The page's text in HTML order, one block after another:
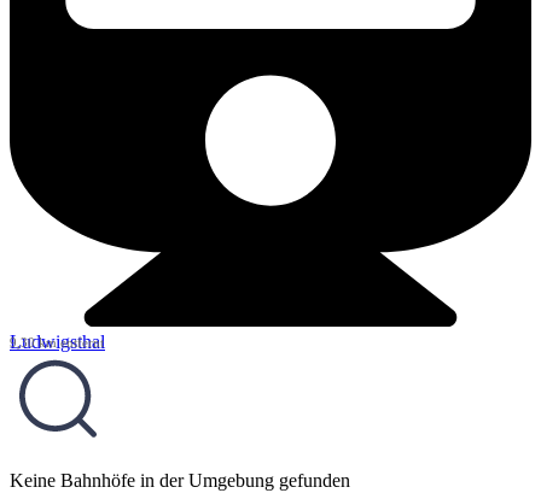
Ludwigsthal
9,30 km entfernt
Keine Bahnhöfe in der Umgebung gefunden